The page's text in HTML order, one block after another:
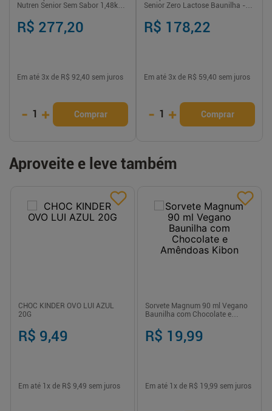
Nutren Senior Sem Sabor 1,48kg
Lata
R$ 277,20
Em até 3x de R$ 92,40 sem juros
- 1 + Comprar
Senior Zero Lactose Baunilha -
R$ 178,22
Em até 3x de R$ 59,40 sem juros
- 1 + Comprar
Aproveite e leve também
CHOC KINDER OVO LUI AZUL
20G
R$ 9,49
Em até 1 x de R$ 9,49 sem juros
Sorvete Magnum 90 ml Vegano
Baunilha com Chocolate e
R$ 19,99
Em até 1 x de R$ 19,99 sem juros